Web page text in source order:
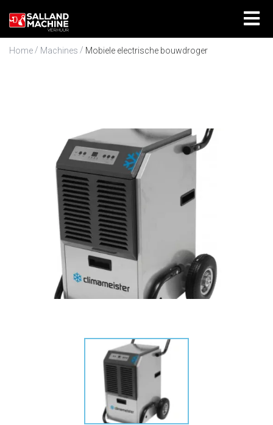
Home / Machines / Mobiele electrische bouwdroger